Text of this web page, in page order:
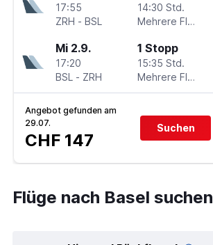
17:55
ZRH - BSL
14:30 Std.
Mehrere Fluglinien
Mi 2.9.
17:20
BSL - ZRH
1 Stopp
15:35 Std.
Mehrere Fluglinien
Angebot gefunden am
29.07.
CHF 147
Suchen
Flüge nach Basel suchen